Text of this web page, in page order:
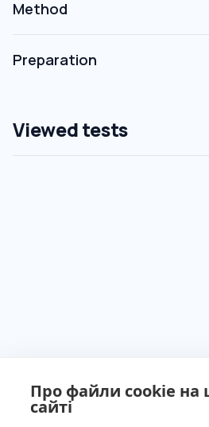
Про файли cookie на
сайті
Method
Preparation
Viewed tests
Ministry of Health of Ukraine License